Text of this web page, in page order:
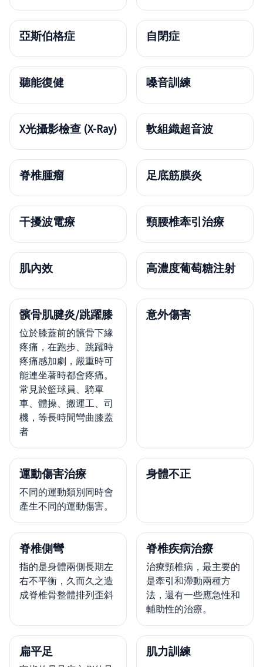
亞斯伯格症 自閉症
聽能復健 嗓音訓練
X光攝影檢查 (X-Ray) 軟組織超音波
脊椎腫瘤 足底筋膜炎
干擾波電療 頸腰椎牽引治療
肌內效 高濃度葡萄糖注射
髕骨肌腱炎/跳躍膝
位於膝蓋前的髕骨下緣
疼痛，在跑步、跳躍時
疼痛感加劇，嚴重時可
能連坐著時都會疼痛。
常見於籃球員、騎單
車、體操、搬運工、司
機，等長時間彎曲膝蓋
者
意外傷害
運動傷害治療
不同的運動類別同時會
產生不同的運動傷害。
身體不正
脊椎側彎
指的是身體兩側長期左
右不平衡，久而久之造
成脊椎骨整體排列歪斜
脊椎疾病治療
治療頸椎病，最主要的
是牽引和滯動兩種方
法，還有一些應急性和
輔助性的治療。
扁平足 肌力訓練